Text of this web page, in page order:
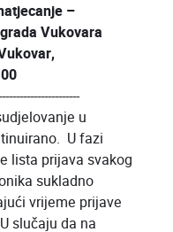
–
Vukovara
u
U fazi
lista prijava svakog
sukladno
vrijeme prijave
slučaju da na